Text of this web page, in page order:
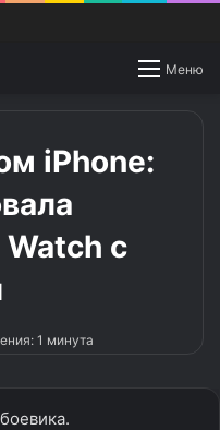
Меню
Switch
iPhone:
с
1 минута